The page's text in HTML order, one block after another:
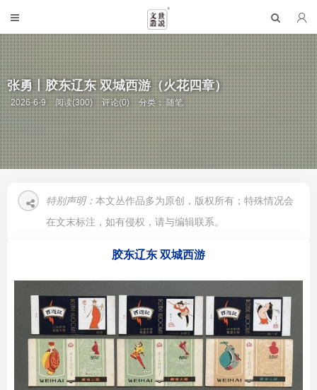
张勇丨胶东辽东 双城西游（火花四章）
2026-6-9 阅读(300) 评论(0) 分类：随笔
特别声明： 本文丛作品多为原创，版权所有；特殊情况会
在文末标注，如有侵权，请与编辑联系。
胶东辽东 双城西游